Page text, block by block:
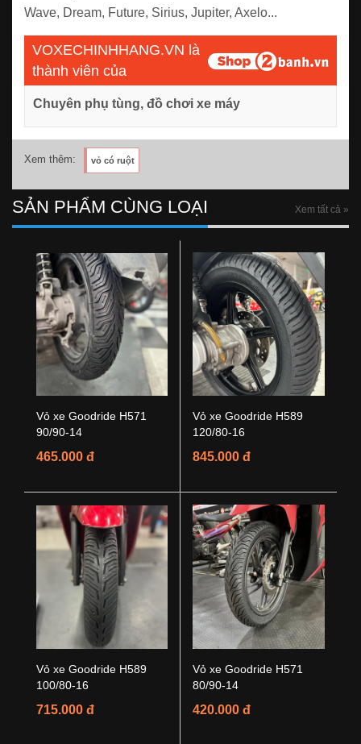
Wave, Dream, Future, Sirius, Jupiter, Axelo...
VOXECHINHHANG.VN là
thành viên của
Chuyên phụ tùng, đồ chơi xe máy
Xem thêm: vỏ có ruột
SẢN PHẨM CÙNG LOẠI Xem tất cả »
Vỏ xe Goodride H571
90/90-14
465.000 đ
Vỏ xe Goodride H589
120/80-16
845.000 đ
Vỏ xe Goodride H589
100/80-16
715.000 đ
Vỏ xe Goodride H571
80/90-14
420.000 đ